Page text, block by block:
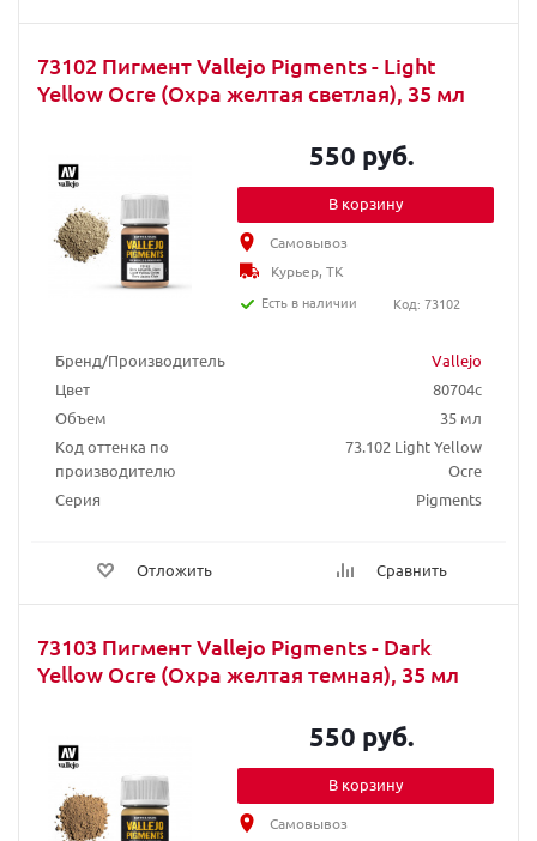
73102 Пигмент Vallejo Pigments - Light
Yellow Ocre (Охра желтая светлая), 35 мл
Бренд/Производитель
Vallejo
Цвет
80704c
Объем
35 мл
Код оттенка по
производителю
73.102 Light Yellow
Ocre
Серия
Pigments
Отложить Сравнить
550 руб.
В корзину
Самовывоз
Курьер, ТК
Есть в наличии
Код: 73102
73103 Пигмент Vallejo Pigments - Dark
Yellow Ocre (Охра желтая темная), 35 мл
550 руб.
В корзину
Самовывоз